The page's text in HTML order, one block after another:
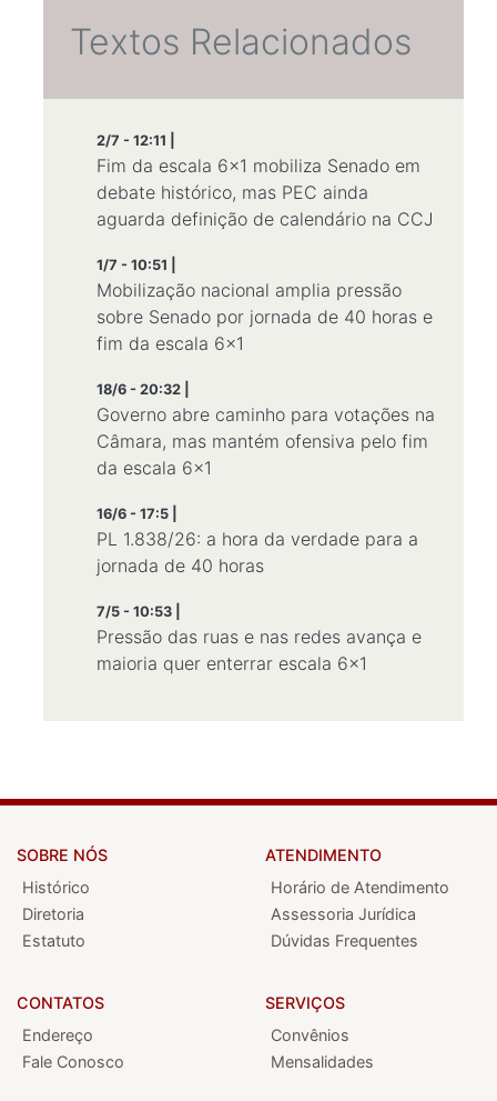
Textos Relacionados
2/7 - 12:11 |
Fim da escala 6x1 mobiliza Senado em
debate histórico, mas PEC ainda
aguarda definição de calendário na CCJ
1/7 - 10:51 |
Mobilização nacional amplia pressão
sobre Senado por jornada de 40 horas e
fim da escala 6×1
18/6 - 20:32 |
Governo abre caminho para votações na
Câmara, mas mantém ofensiva pelo fim
da escala 6×1
16/6 - 17:5 |
PL 1.838/26: a hora da verdade para a
jornada de 40 horas
7/5 - 10:53 |
Pressão das ruas e nas redes avança e
maioria quer enterrar escala 6×1
SOBRE NÓS
Histórico
Diretoria
Estatuto
CONTATOS
Endereço
Fale Conosco
ATENDIMENTO
Horário de Atendimento
Assessoria Jurídica
Dúvidas Frequentes
SERVIÇOS
Convênios
Mensalidades